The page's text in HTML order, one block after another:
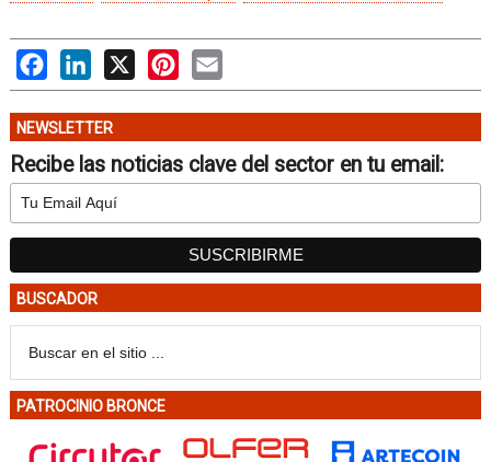
FacebookLinkedIn
X PinterestEmail
NEWSLETTER
Recibe las noticias clave del sector en tu email:
BUSCADOR
PATROCINIO BRONCE